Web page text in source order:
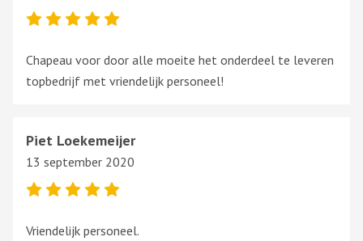
Chapeau voor door alle moeite het onderdeel te leveren
topbedrijf met vriendelijk personeel!
Piet Loekemeijer
13 september 2020
Vriendelijk personeel.